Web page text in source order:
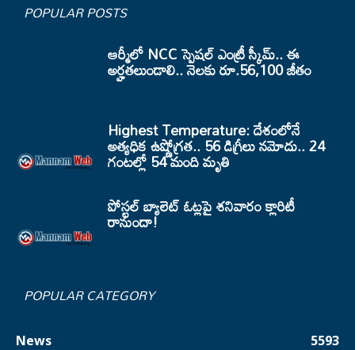
POPULAR POSTS
ఆర్మీలో NCC స్పెషల్ ఎంట్రీ స్కీమ్.. ఈ
అర్హతలుండాలి.. నెలకు రూ.56,100 జీతం
Highest Temperature: దేశంలోనే
అత్యధిక ఉష్ణోగ్రత.. 56 డిగ్రీలు నమోదు.. 24
గంటల్లో 54 మంది మృతి
పోస్టల్ బ్యాలెట్ ఓట్లపై శనివారం క్లారిటీ
రానుందా!
POPULAR CATEGORY
News
5593